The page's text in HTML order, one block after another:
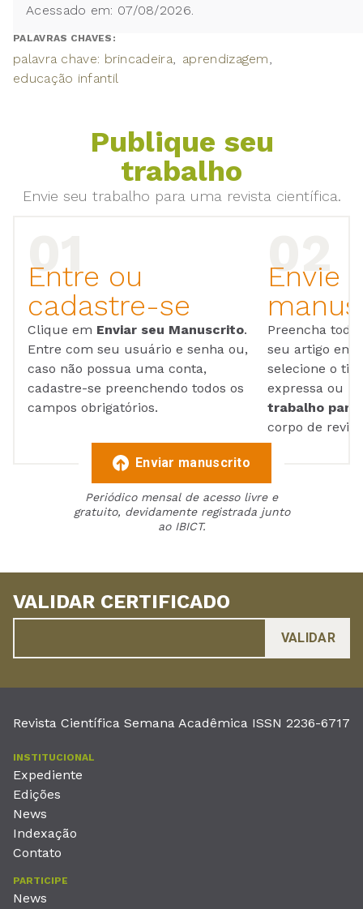
Acessado em: 07/08/2026.
PALAVRAS CHAVES:
palavra chave: brincadeira
aprendizagem
educação infantil
Publique seu
trabalho
Envie seu trabalho para uma revista científica.
Entre ou
cadastre-se
Clique em Enviar seu Manuscrito.
Entre com seu usuário e senha ou,
caso não possua uma conta,
cadastre-se preenchendo todos os
campos obrigatórios.
Envie
Preencha
seu artigo em
selecione o
expressa ou
trabalho para
corpo de
Enviar manuscrito
Periódico mensal de acesso livre e
gratuito, devidamente registrada junto
ao IBICT.
VALIDAR CERTIFICADO
Revista Científica Semana Acadêmica ISSN 2236-6717
INSTITUCIONAL
Expediente
Edições
News
Indexação
Contato
PARTICIPE
News